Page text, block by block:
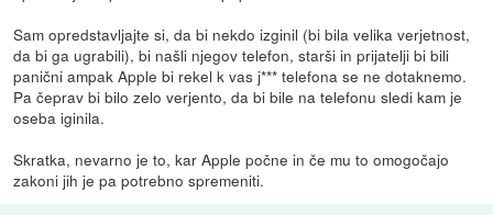
Sam opredstavljajte si, da bi nekdo izginil (bi bila velika verjetnost,
da bi ga ugrabili), bi našli njegov telefon, starši in prijatelji bi bili
panični ampak Apple bi rekel k vas j*** telefona se ne dotaknemo.
Pa čeprav bi bilo zelo verjento, da bi bile na telefonu sledi kam je
oseba iginila.
Skratka, nevarno je to, kar Apple počne in če mu to omogočajo
zakoni jih je pa potrebno spremeniti.